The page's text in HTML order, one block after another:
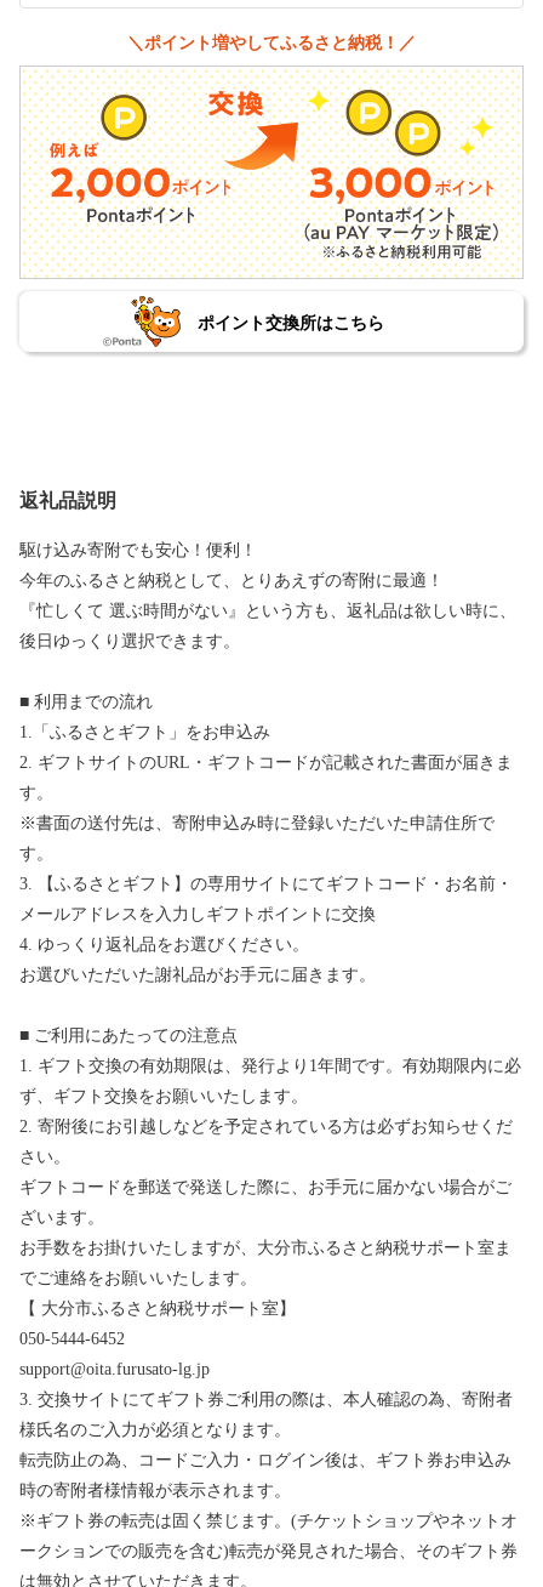
＼ポイント増やしてふるさと納税！／
ポイント交換所はこちら
返礼品説明
駆け込み寄附でも安心！便利！
今年のふるさと納税として、とりあえずの寄附に最適！
『忙しくて 選ぶ時間がない』という方も、返礼品は欲しい時に、
後日ゆっくり選択できます。
■ 利用までの流れ
1.「ふるさとギフト」をお申込み
2. ギフトサイトのURL・ギフトコードが記載された書面が届きま
す。
※書面の送付先は、寄附申込み時に登録いただいた申請住所で
す。
3. 【ふるさとギフト】の専用サイトにてギフトコード・お名前・
メールアドレスを入力しギフトポイントに交換
4. ゆっくり返礼品をお選びください。
お選びいただいた謝礼品がお手元に届きます。
■ ご利用にあたっての注意点
1. ギフト交換の有効期限は、発行より1年間です。有効期限内に必
ず、ギフト交換をお願いいたします。
2. 寄附後にお引越しなどを予定されている方は必ずお知らせくだ
さい。
ギフトコードを郵送で発送した際に、お手元に届かない場合がご
ざいます。
お手数をお掛けいたしますが、大分市ふるさと納税サポート室ま
でご連絡をお願いいたします。
【 大分市ふるさと納税サポート室】
050-5444-6452
support@oita.furusato-lg.jp
3. 交換サイトにてギフト券ご利用の際は、本人確認の為、寄附者
様氏名のご入力が必須となります。
転売防止の為、コードご入力・ログイン後は、ギフト券お申込み
時の寄附者様情報が表示されます。
※ギフト券の転売は固く禁じます。(チケットショップやネットオ
ークションでの販売を含む)転売が発見された場合、そのギフト券
は無効とさせていただきます。